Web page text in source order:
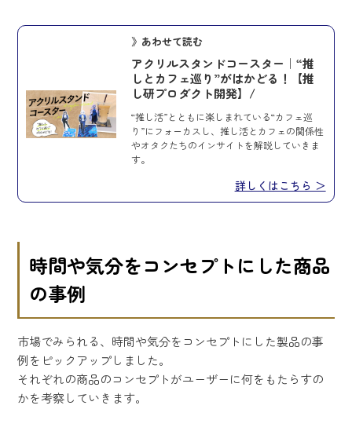
》あわせて読む
アクリルスタンドコースター｜“推
しとカフェ巡り”がはかどる！【推
し研プロダクト開発】/
“推し活”とともに楽しまれている“カフェ巡
り”にフォーカスし、推し活とカフェの関係性
やオタクたちのインサイトを解説していきま
す。
詳しくはこちら ＞
時間や気分をコンセプトにした商品
の事例
市場でみられる、時間や気分をコンセプトにした製品の事
例をピックアップしました。
それぞれの商品のコンセプトがユーザーに何をもたらすの
かを考察していきます。